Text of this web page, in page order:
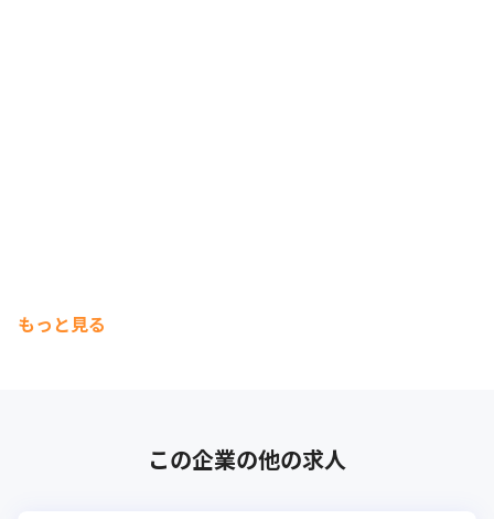
もっと見る
この企業の他の求人